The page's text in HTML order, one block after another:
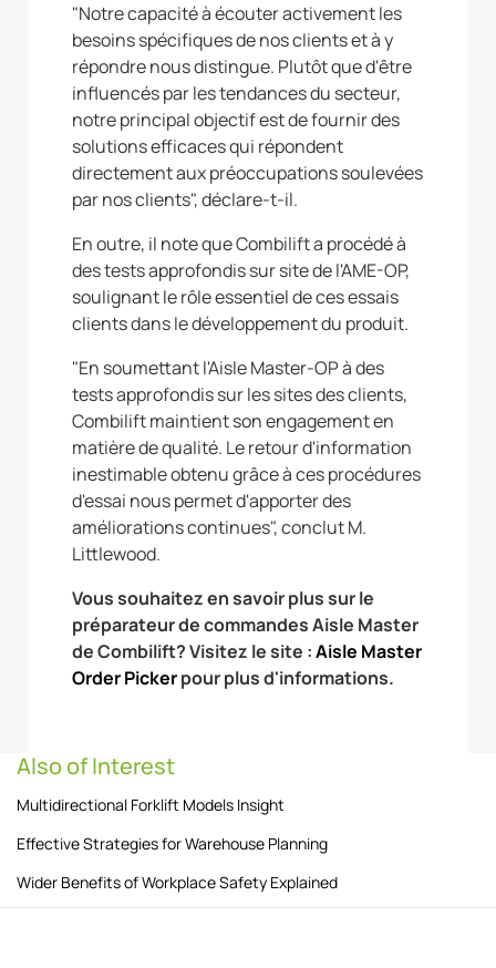
"Notre capacité à écouter activement les
besoins spécifiques de nos clients et à y
répondre nous distingue. Plutôt que d'être
influencés par les tendances du secteur,
notre principal objectif est de fournir des
solutions efficaces qui répondent
directement aux préoccupations soulevées
par nos clients", déclare-t-il.
En outre, il note que Combilift a procédé à
des tests approfondis sur site de l'AME-OP,
soulignant le rôle essentiel de ces essais
clients dans le développement du produit.
"En soumettant l'Aisle Master-OP à des
tests approfondis sur les sites des clients,
Combilift maintient son engagement en
matière de qualité. Le retour d'information
inestimable obtenu grâce à ces procédures
d'essai nous permet d'apporter des
améliorations continues", conclut M.
Littlewood.
Vous souhaitez en savoir plus sur le
préparateur de commandes Aisle Master
de Combilift? Visitez le site :Aisle Master
Order Pickerpour plus d'informations.
Also of Interest
Multidirectional Forklift Models Insight
Effective Strategies for Warehouse Planning
Wider Benefits of Workplace Safety Explained